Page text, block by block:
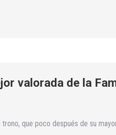
valorada de la
que poco después de su